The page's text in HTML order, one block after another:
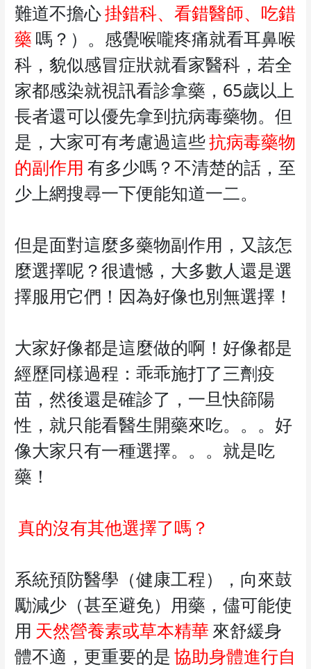
難道不擔心掛錯科、看錯醫師、吃錯
藥 嗎？）。感覺喉嚨疼痛就看耳鼻喉
科，貌似感冒症狀就看家醫科，若全
家都感染就視訊看診拿藥，65歲以上
長者還可以優先拿到抗病毒藥物。但
是，大家可有考慮過這些抗病毒藥物
的副作用 有多少嗎？不清楚的話，至
少上網搜尋一下便能知道一二。
但是面對這麼多藥物副作用，又該怎
麼選擇呢？很遺憾，大多數人還是選
擇服用它們！因為好像也別無選擇！
大家好像都是這麼做的啊！好像都是
經歷同樣過程：乖乖施打了三劑疫
苗，然後還是確診了，一旦快篩陽
性，就只能看醫生開藥來吃。。。好
像大家只有一種選擇。。。就是吃
藥！
真的沒有其他選擇了嗎？
系統預防醫學（健康工程），向來鼓
勵減少（甚至避免）用藥，儘可能使
用 天然營養素或草本精華 來舒緩身
體不適，更重要的是 協助身體進行自